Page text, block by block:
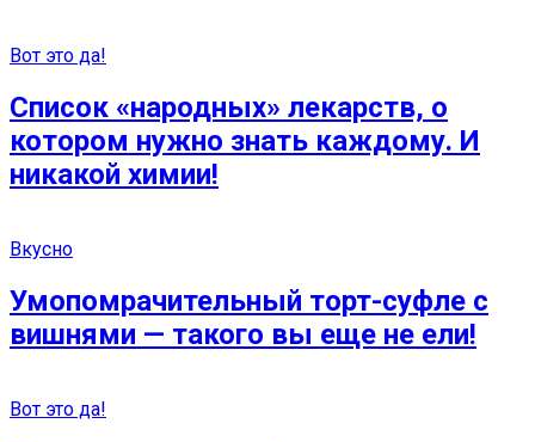
Вот это да!
Список «народных» лекарств, о
котором нужно знать каждому. И
никакой химии!
Вкусно
Умопомрачительный торт-суфле с
вишнями — такого вы еще не ели!
Вот это да!